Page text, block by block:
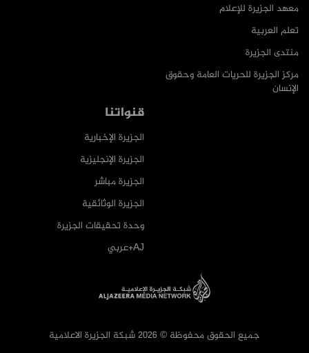
معهد الجزيرة للإعلام
تعلم العربية
منتدى الجزيرة
مركز الجزيرة للحريات العامة وحقوق
الإنسان
قنواتنا
الجزيرة الإخبارية
الجزيرة الإنجليزية
الجزيرة مباشر
الجزيرة الوثائقية
وحدة تحقيقات الجزيرة
AJ+عربي
جميع الحقوق محفوظة © 2026 شبكة الجزيرة الاعلامية